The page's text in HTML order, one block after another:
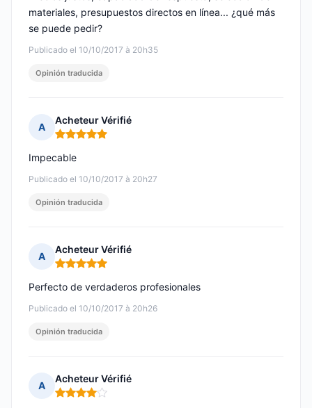
Publicado el 10/10/2017 à 20h35
materiales, presupuestos directos en línea... ¿qué más
se puede pedir?
Opinión traducida
A
Acheteur Vérifié
Nota: 5 de 5
Publicado el 10/10/2017 à 20h27
Impecable
Opinión traducida
A
Acheteur Vérifié
Nota: 5 de 5
Publicado el 10/10/2017 à 20h26
Perfecto de verdaderos profesionales
Opinión traducida
A
Acheteur Vérifié
Nota: 4 de 5